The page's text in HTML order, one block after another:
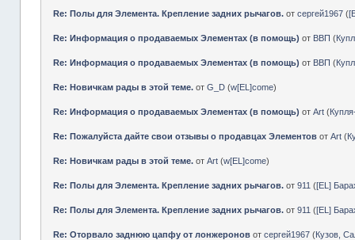
Re: Полы для Элемента. Крепление задних рычагов. отсергей1967 (
Re: Информация о продаваемых Элементах (в помощь) от ВВП (
Re: Информация о продаваемых Элементах (в помощь) от ВВП (
Re: Новичкам рады в этой теме. отG_D (w[EL]come)
Re: Информация о продаваемых Элементах (в помощь) отArt (
Re: Пожалуйста дайте свои отзывы о продавцах Элементов отArt (
Re: Новичкам рады в этой теме. отArt (w[EL]come)
Re: Полы для Элемента. Крепление задних рычагов. от911 ([EL]
Re: Полы для Элемента. Крепление задних рычагов. от911 ([EL]
Re: Оторвало заднюю цапфу от лонжеронов отсергей1967 (Кузов,